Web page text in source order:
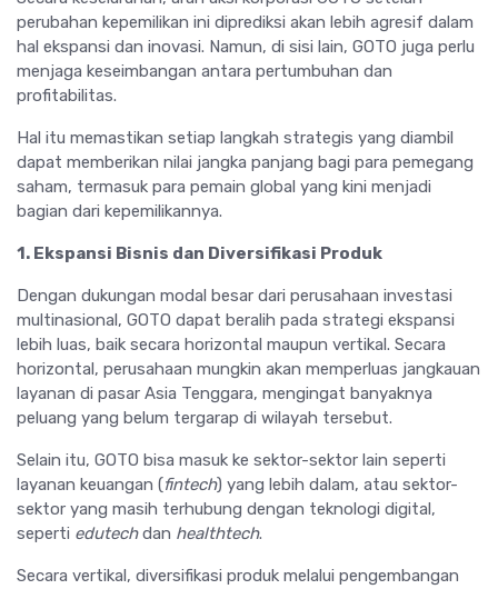
perubahan kepemilikan ini diprediksi akan lebih agresif dalam
hal ekspansi dan inovasi. Namun, di sisi lain, GOTO juga perlu
menjaga keseimbangan antara pertumbuhan dan
profitabilitas.
Hal itu memastikan setiap langkah strategis yang diambil
dapat memberikan nilai jangka panjang bagi para pemegang
saham, termasuk para pemain global yang kini menjadi
bagian dari kepemilikannya.
1. Ekspansi Bisnis dan Diversifikasi Produk
Dengan dukungan modal besar dari perusahaan investasi
multinasional, GOTO dapat beralih pada strategi ekspansi
lebih luas, baik secara horizontal maupun vertikal. Secara
horizontal, perusahaan mungkin akan memperluas jangkauan
layanan di pasar Asia Tenggara, mengingat banyaknya
peluang yang belum tergarap di wilayah tersebut.
Selain itu, GOTO bisa masuk ke sektor-sektor lain seperti
layanan keuangan (fintech) yang lebih dalam, atau sektor-
sektor yang masih terhubung dengan teknologi digital,
seperti edutechdan healthtech.
Secara vertikal, diversifikasi produk melalui pengembangan